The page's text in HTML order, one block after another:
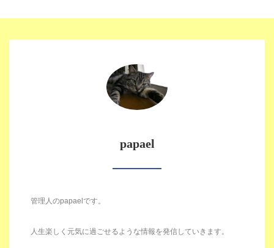
papael
管理人のpapaelです。
人生楽しく元気に過ごせるような情報を発信していきます。